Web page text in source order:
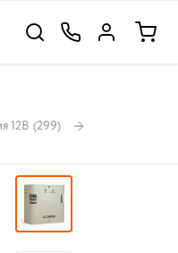
12В (299)